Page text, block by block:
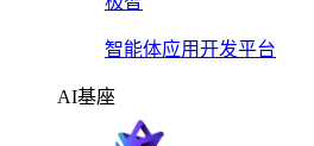
智能体应用开发平台
AI基座